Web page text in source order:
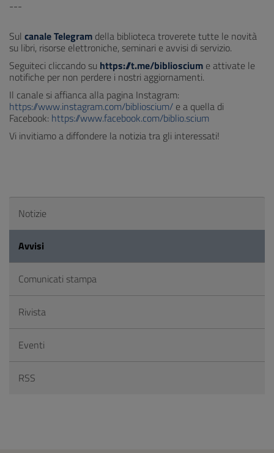
---
Sul canale Telegram della biblioteca troverete tutte le novità
su libri, risorse elettroniche, seminari e avvisi di servizio.
Seguiteci cliccando su https://t.me/biblioscium e attivate le
notifiche per non perdere i nostri aggiornamenti.
Il canale si affianca alla pagina Instagram:
https://www.instagram.com/biblioscium/ e a quella di
Facebook: https://www.facebook.com/biblio.scium
Vi invitiamo a diffondere la notizia tra gli interessati!
Notizie
Avvisi
Comunicati stampa
Rivista
Eventi
RSS